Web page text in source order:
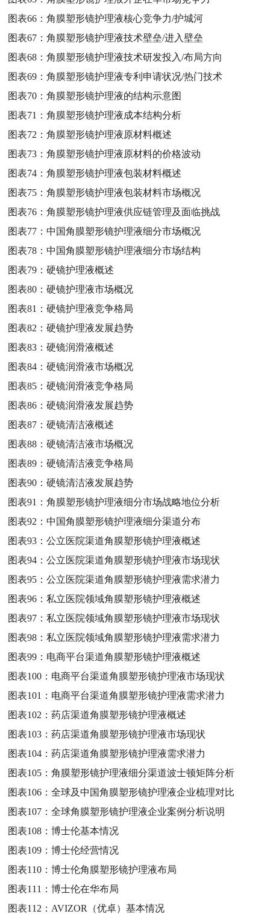
图表66：角膜塑形镜护理液核心竞争力/护城河
图表67：角膜塑形镜护理液技术壁垒/进入壁垒
图表68：角膜塑形镜护理液技术研发投入/布局方向
图表69：角膜塑形镜护理液专利申请状况/热门技术
图表70：角膜塑形镜护理液的结构示意图
图表71：角膜塑形镜护理液成本结构分析
图表72：角膜塑形镜护理液原材料概述
图表73：角膜塑形镜护理液原材料的价格波动
图表74：角膜塑形镜护理液包装材料概述
图表75：角膜塑形镜护理液包装材料市场概况
图表76：角膜塑形镜护理液供应链管理及面临挑战
图表77：中国角膜塑形镜护理液细分市场概况
图表78：中国角膜塑形镜护理液细分市场结构
图表79：硬镜护理液概述
图表80：硬镜护理液市场概况
图表81：硬镜护理液竞争格局
图表82：硬镜护理液发展趋势
图表83：硬镜润滑液概述
图表84：硬镜润滑液市场概况
图表85：硬镜润滑液竞争格局
图表86：硬镜润滑液发展趋势
图表87：硬镜清洁液概述
图表88：硬镜清洁液市场概况
图表89：硬镜清洁液竞争格局
图表90：硬镜清洁液发展趋势
图表91：角膜塑形镜护理液细分市场战略地位分析
图表92：中国角膜塑形镜护理液细分渠道分布
图表93：公立医院渠道角膜塑形镜护理液概述
图表94：公立医院渠道角膜塑形镜护理液市场现状
图表95：公立医院渠道角膜塑形镜护理液需求潜力
图表96：私立医院领域角膜塑形镜护理液概述
图表97：私立医院领域角膜塑形镜护理液市场现状
图表98：私立医院领域角膜塑形镜护理液需求潜力
图表99： 电商平台渠道角膜塑形镜护理液概述
图表100： 电商平台渠道角膜塑形镜护理液市场现状
图表101： 电商平台渠道角膜塑形镜护理液需求潜力
图表102：药店渠道角膜塑形镜护理液概述
图表103：药店渠道角膜塑形镜护理液市场现状
图表104：药店渠道角膜塑形镜护理液需求潜力
图表105：角膜塑形镜护理液细分渠道波士顿矩阵分析
图表106：全球及中国角膜塑形镜护理液企业梳理对比
图表107：全球角膜塑形镜护理液企业案例分析说明
图表108：博士伦基本情况
图表109：博士伦经营情况
图表110：博士伦角膜塑形镜护理液布局
图表111：博士伦在华布局
图表112： AVIZOR（优卓）基本情况